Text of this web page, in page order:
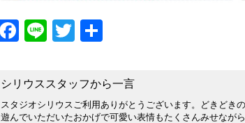
Facebook
LineTwitter
シリウススタッフから一言
スタジオシリウスご利用ありがとうございます。どきどき
遊んでいただいたおかげで可愛い表情もたくさんみせなが